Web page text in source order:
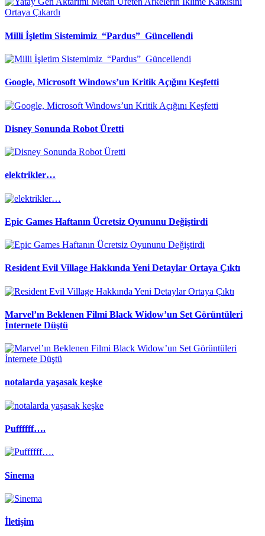
Milli İşletim Sistemimiz “Pardus” Güncellendi
Google, Microsoft Windows’un Kritik Açığını Keşfetti
Disney Sonunda Robot Üretti
elektrikler…
Epic Games Haftanın Ücretsiz Oyununu Değiştirdi
Resident Evil Village Hakkında Yeni Detaylar Ortaya Çıktı
Marvel’ın Beklenen Filmi Black Widow’un Set Görüntüleri
İnternete Düştü
notalarda yaşasak keşke
Puffffff….
Sinema
İletişim